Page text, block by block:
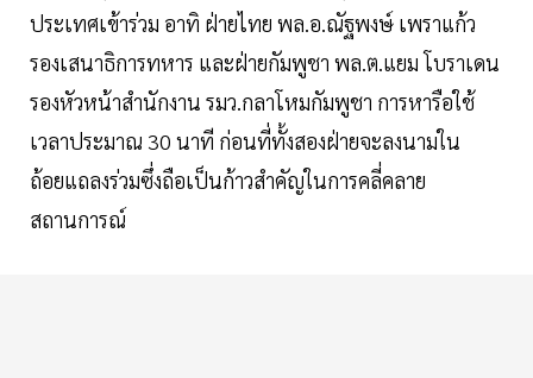
ประเทศเข้าร่วม อาทิ ฝ่ายไทย พล.อ.ณัฐพงษ์ เพราแก้ว
รองเสนาธิการทหาร และฝ่ายกัมพูชา พล.ต.แยม โบราเดน
รองหัวหน้าสำนักงาน รมว.กลาโหมกัมพูชา การหารือใช้
เวลาประมาณ 30 นาที ก่อนที่ทั้งสองฝ่ายจะลงนามใน
ถ้อยแถลงร่วมซึ่งถือเป็นก้าวสำคัญในการคลี่คลาย
สถานการณ์